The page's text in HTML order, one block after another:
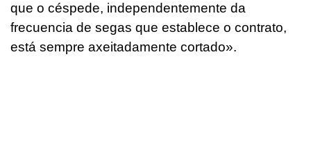
que o céspede, independentemente da
frecuencia de segas que establece o contrato,
está sempre axeitadamente cortado».